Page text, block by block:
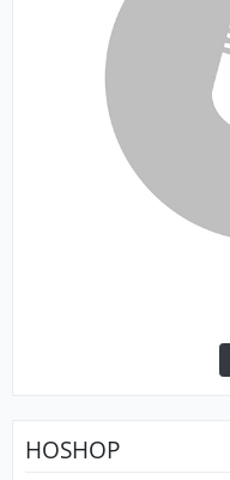
HOSHOP